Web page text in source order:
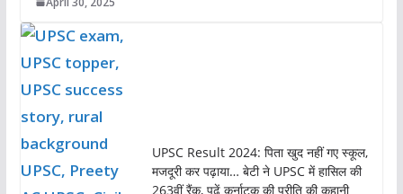
UPSC Result 2024: पिता खुद नहीं गए स्कूल,
मजदूरी कर पढ़ाया… बेटी ने UPSC में हासिल की
263वीं रैंक, पढ़ें कर्नाटक की प्रीति की कहानी